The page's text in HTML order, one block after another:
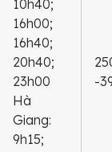
10h40;
16h00;
16h40;
20h40;
23h00
Hà
Giang:
9h15;
-